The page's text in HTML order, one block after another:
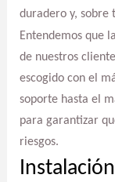
duradero y, sobre
Entendemos que
de nuestros
escogido con el
soporte hasta el
para garantizar
riesgos.